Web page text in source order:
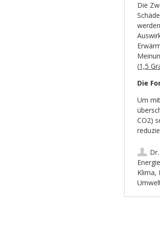
Die
(1,5
Die
Um
CO2)
Energie
Klima,